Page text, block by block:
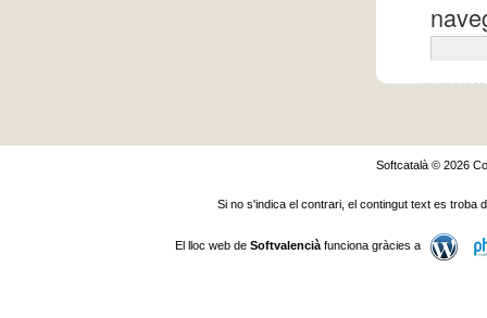
Softcatalà © 2026
Si no s'indica el contrari, el contingut text es troba
El lloc web de Softvalenciàfunciona gràcies a